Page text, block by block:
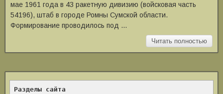
мае 1961 года в 43 ракетную дивизию (войсковая часть
54196), штаб в городе Ромны Сумской области.
Формирование проводилось под …
Читать полностью
Разделы сайта